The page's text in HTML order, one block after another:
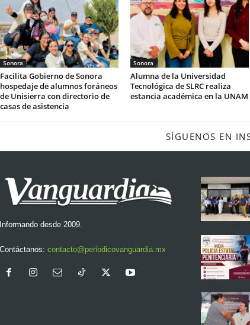
Sonora
Facilita Gobierno de Sonora
hospedaje de alumnos foráneos
de Unisierra con directorio de
casas de asistencia
Sonora
Alumna de la Universidad
Tecnológica de SLRC realiza
estancia académica en la UNAM
SÍGUENOS EN
Informando desde 2009.
Contáctanos: contacto@periodicovanguardia.mx